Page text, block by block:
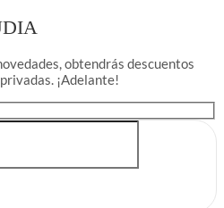
obtendrás descuentos
¡Adelante!